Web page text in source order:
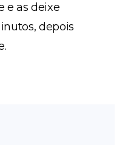
e as deixe
depois